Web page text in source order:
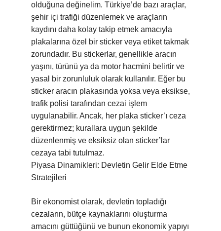
olduğuna değinelim. Türkiye’de bazı araçlar,
şehir içi trafiği düzenlemek ve araçların
kaydını daha kolay takip etmek amacıyla
plakalarına özel bir sticker veya etiket takmak
zorundadır. Bu stickerlar, genellikle aracın
yaşını, türünü ya da motor hacmini belirtir ve
yasal bir zorunluluk olarak kullanılır. Eğer bu
sticker aracın plakasında yoksa veya eksikse,
trafik polisi tarafından cezai işlem
uygulanabilir. Ancak, her plaka sticker’ı ceza
gerektirmez; kurallara uygun şekilde
düzenlenmiş ve eksiksiz olan sticker’lar
cezaya tabi tutulmaz.
Piyasa Dinamikleri: Devletin Gelir Elde Etme
Stratejileri
Bir ekonomist olarak, devletin topladığı
cezaların, bütçe kaynaklarını oluşturma
amacını güttüğünü ve bunun ekonomik yapıyı